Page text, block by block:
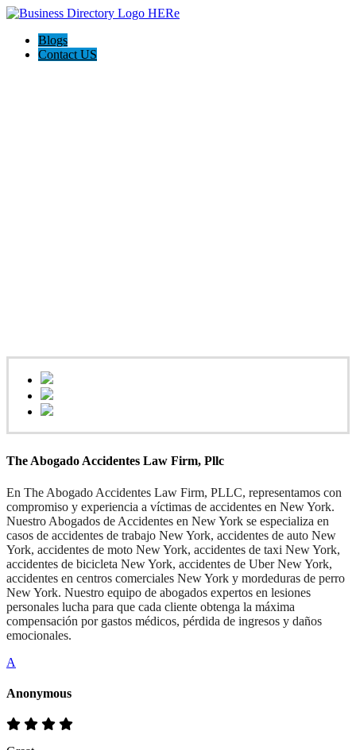
Blogs
Contact US
The Abogado Accidentes Law Firm, Pllc
En The Abogado Accidentes Law Firm, PLLC, representamos con
compromiso y experiencia a víctimas de accidentes en New York.
Nuestro Abogados de Accidentes en New York se especializa en
casos de accidentes de trabajo New York, accidentes de auto New
York, accidentes de moto New York, accidentes de taxi New York,
accidentes de bicicleta New York, accidentes de Uber New York,
accidentes en centros comerciales New York y mordeduras de perro
New York. Nuestro equipo de abogados expertos en lesiones
personales lucha para que cada cliente obtenga la máxima
compensación por gastos médicos, pérdida de ingresos y daños
emocionales.
A
Anonymous